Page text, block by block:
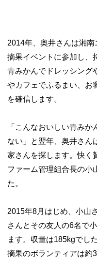
2014年、奥井さんは湘
摘果イベントに参加し、
青みかんでドレッシング
やカフェでふるまい、お
を確信します。
「こんなおいしい青み
ない」と翌年、奥井さん
家さんを探します。快く
ファーム管理組合長の小
た。
2015年8月はじめ、小山
さんとその友人の6名で
ます。収量は185kgでし
摘果のボランティアは約